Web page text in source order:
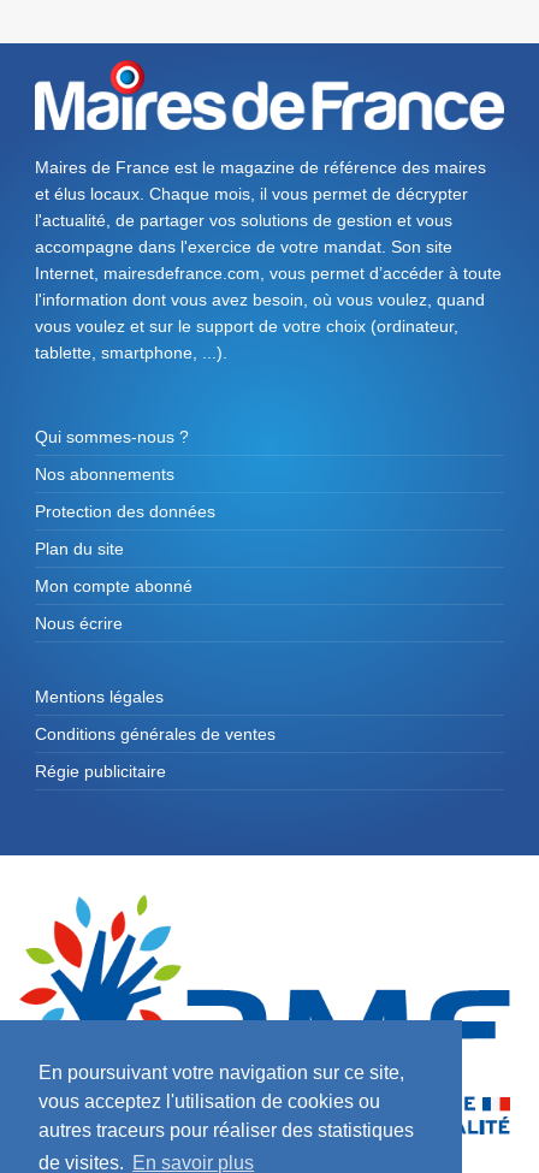
En poursuivant votre navigation sur ce site,
vous acceptez l'utilisation de cookies ou
autres traceurs pour réaliser des statistiques
de visites. En savoir plus
Maires de France est le magazine de référence des maires
et élus locaux. Chaque mois, il vous permet de décrypter
l'actualité, de partager vos solutions de gestion et vous
accompagne dans l'exercice de votre mandat. Son site
Internet, mairesdefrance.com, vous permet d’accéder à toute
l'information dont vous avez besoin, où vous voulez, quand
vous voulez et sur le support de votre choix (ordinateur,
tablette, smartphone, ...).
Qui sommes-nous ?
Nos abonnements
Protection des données
Plan du site
Mon compte abonné
Nous écrire
Mentions légales
Conditions générales de ventes
Régie publicitaire